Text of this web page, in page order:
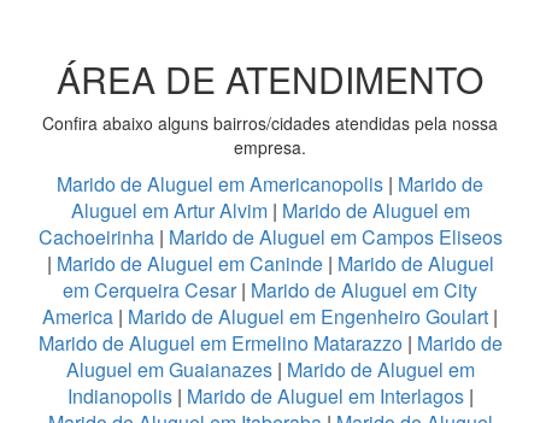
ÁREA DE ATENDIMENTO
Confira abaixo alguns bairros/cidades atendidas pela nossa
empresa.
Marido de Aluguel em Americanopolis | Marido de
Aluguel em Artur Alvim | Marido de Aluguel em
Cachoeirinha| Marido de Aluguel em Campos Eliseos
| Marido de Aluguel em Caninde| Marido de Aluguel
em Cerqueira Cesar| Marido de Aluguel em City
America | Marido de Aluguel em Engenheiro Goulart |
Marido de Aluguel em Ermelino Matarazzo | Marido de
Aluguel em Guaianazes| Marido de Aluguel em
Indianopolis| Marido de Aluguel em Interlagos|